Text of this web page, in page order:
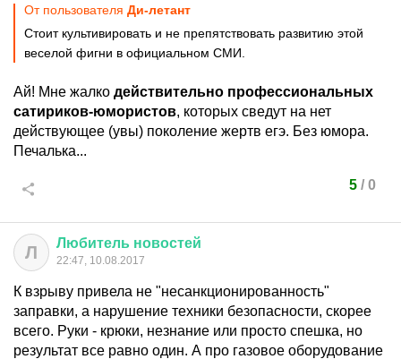
От пользователя Ди-летант
Стоит культивировать и не препятствовать развитию этой
веселой фигни в официальном СМИ.
Ай! Мне жалко действительно профессиональных
сатириков-юмористов, которых сведут на нет
действующее (увы) поколение жертв егэ. Без юмора.
Печалька...
5/ 0
Л Любитель новостей
22:47, 10.08.2017
К взрыву привела не "несанкционированность"
заправки, а нарушение техники безопасности, скорее
всего. Руки - крюки, незнание или просто спешка, но
результат все равно один. А про газовое оборудование